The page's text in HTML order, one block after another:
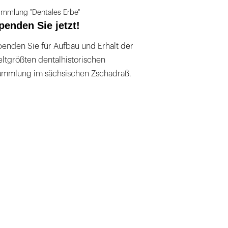
"Dentales Erbe"
Sie jetzt!
Sie für Aufbau und Erhalt der
dentalhistorischen
im sächsischen Zschadraß.